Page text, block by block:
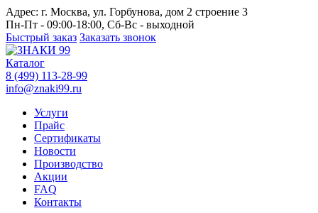
Адрес: г. Москва, ул. Горбунова, дом 2 строение 3
Пн-Пт - 09:00-18:00, Сб-Вс - выходной
Быстрый заказ Заказать звонок
Каталог
8 (499) 113-28-99
info@znaki99.ru
Услуги
Прайс
Сертификаты
Новости
Производство
Акции
FAQ
Контакты